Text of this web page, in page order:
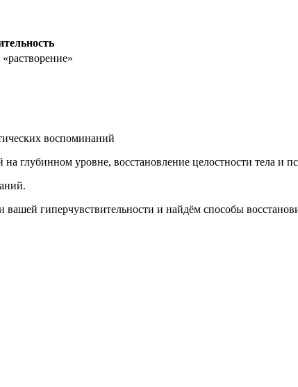
воспоминаний
глубинном уровне, восстановление целостности тела и
гиперчувствительности и найдём способы